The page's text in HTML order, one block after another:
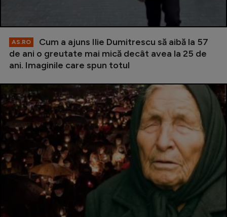
AS.RO
Cum a ajuns Ilie Dumitrescu să aibă la 57
de ani o greutate mai mică decât avea la 25 de
ani. Imaginile care spun totul